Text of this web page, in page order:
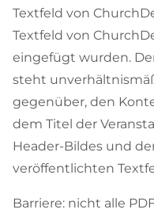
Textfeld von
Textfeld von
eingefügt wurden.
steht
gegenüber, den
dem Titel der
Header-Bildes und
veröffentlichten
Barriere: nicht alle